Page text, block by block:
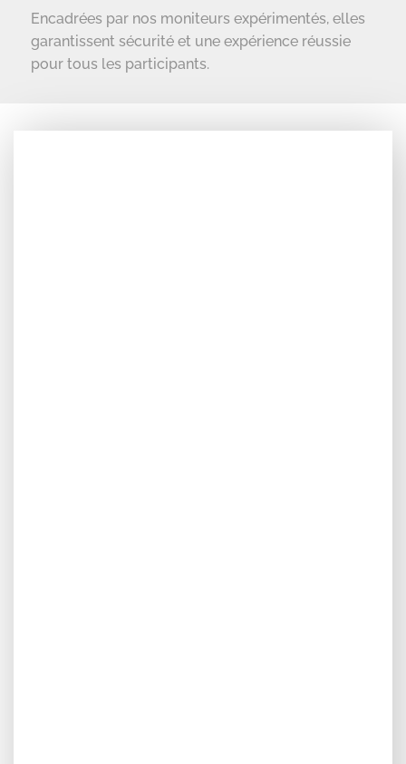
Encadrées par nos moniteurs expérimentés, elles
garantissent sécurité et une expérience réussie
pour tous les participants.